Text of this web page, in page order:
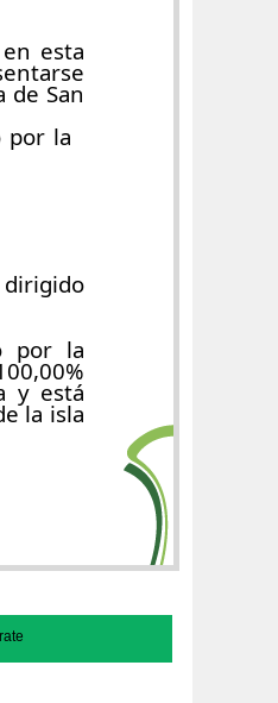
esta
de San
por la
dirigido
por la
y está
la isla